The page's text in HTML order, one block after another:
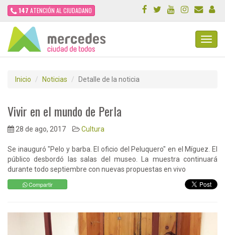
147 ATENCIÓN AL CIUDADANO
Inicio Noticias Detalle de la noticia
Vivir en el mundo de Perla
28 de ago, 2017 Cultura
Se inauguró "Pelo y barba. El oficio del Peluquero" en el Míguez. El
público desbordó las salas del museo. La muestra continuará
durante todo septiembre con nuevas propuestas en vivo
Compartir